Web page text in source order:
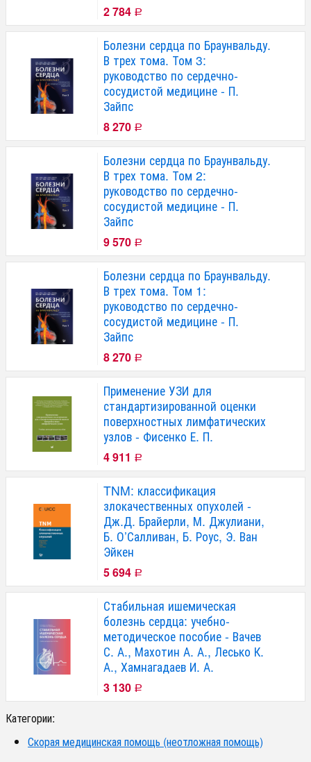
2 784 Р
Болезни сердца по Браунвальду.
В трех тома. Том 3:
руководство по сердечно-
сосудистой медицине - П.
Зайпс
8 270 Р
Болезни сердца по Браунвальду.
В трех тома. Том 2:
руководство по сердечно-
сосудистой медицине - П.
Зайпс
9 570 Р
Болезни сердца по Браунвальду.
В трех тома. Том 1:
руководство по сердечно-
сосудистой медицине - П.
Зайпс
8 270 Р
Применение УЗИ для
стандартизированной оценки
поверхностных лимфатических
узлов - Фисенко Е. П.
4 911 Р
TNM: классификация
злокачественных опухолей -
Дж.Д. Брайерли, М. Джулиани,
Б. О’Салливан, Б. Роус, Э. Ван
Эйкен
5 694 Р
Стабильная ишемическая
болезнь сердца: учебно-
методическое пособие - Вачев
С. А., Махотин А. А., Лесько К.
А., Хамнагадаев И. А.
3 130 Р
Категории:
Скорая медицинская помощь (неотложная помощь)